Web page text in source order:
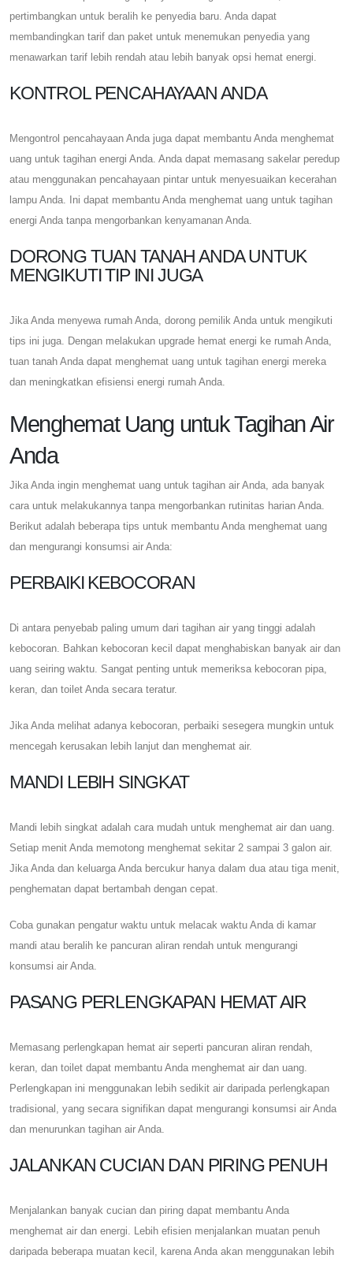
pertimbangkan untuk beralih ke penyedia baru. Anda dapat
membandingkan tarif dan paket untuk menemukan penyedia yang
menawarkan tarif lebih rendah atau lebih banyak opsi hemat energi.
KONTROL PENCAHAYAAN ANDA
Mengontrol pencahayaan Anda juga dapat membantu Anda menghemat
uang untuk tagihan energi Anda. Anda dapat memasang sakelar peredup
atau menggunakan pencahayaan pintar untuk menyesuaikan kecerahan
lampu Anda. Ini dapat membantu Anda menghemat uang untuk tagihan
energi Anda tanpa mengorbankan kenyamanan Anda.
DORONG TUAN TANAH ANDA UNTUK
MENGIKUTI TIP INI JUGA
Jika Anda menyewa rumah Anda, dorong pemilik Anda untuk mengikuti
tips ini juga. Dengan melakukan upgrade hemat energi ke rumah Anda,
tuan tanah Anda dapat menghemat uang untuk tagihan energi mereka
dan meningkatkan efisiensi energi rumah Anda.
Menghemat Uang untuk Tagihan Air
Anda
Jika Anda ingin menghemat uang untuk tagihan air Anda, ada banyak
cara untuk melakukannya tanpa mengorbankan rutinitas harian Anda.
Berikut adalah beberapa tips untuk membantu Anda menghemat uang
dan mengurangi konsumsi air Anda:
PERBAIKI KEBOCORAN
Di antara penyebab paling umum dari tagihan air yang tinggi adalah
kebocoran. Bahkan kebocoran kecil dapat menghabiskan banyak air dan
uang seiring waktu. Sangat penting untuk memeriksa kebocoran pipa,
keran, dan toilet Anda secara teratur.
Jika Anda melihat adanya kebocoran, perbaiki sesegera mungkin untuk
mencegah kerusakan lebih lanjut dan menghemat air.
MANDI LEBIH SINGKAT
Mandi lebih singkat adalah cara mudah untuk menghemat air dan uang.
Setiap menit Anda memotong menghemat sekitar 2 sampai 3 galon air.
Jika Anda dan keluarga Anda bercukur hanya dalam dua atau tiga menit,
penghematan dapat bertambah dengan cepat.
Coba gunakan pengatur waktu untuk melacak waktu Anda di kamar
mandi atau beralih ke pancuran aliran rendah untuk mengurangi
konsumsi air Anda.
PASANG PERLENGKAPAN HEMAT AIR
Memasang perlengkapan hemat air seperti pancuran aliran rendah,
keran, dan toilet dapat membantu Anda menghemat air dan uang.
Perlengkapan ini menggunakan lebih sedikit air daripada perlengkapan
tradisional, yang secara signifikan dapat mengurangi konsumsi air Anda
dan menurunkan tagihan air Anda.
JALANKAN CUCIAN DAN PIRING PENUH
Menjalankan banyak cucian dan piring dapat membantu Anda
menghemat air dan energi. Lebih efisien menjalankan muatan penuh
daripada beberapa muatan kecil, karena Anda akan menggunakan lebih